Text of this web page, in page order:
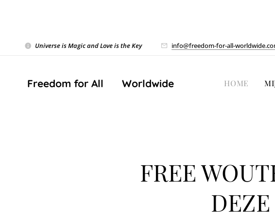
Universe is Magic and Love is the Key❤️ info@freedom-for-all-
Freedom for All ❤️ Worldwide HOME
FREE